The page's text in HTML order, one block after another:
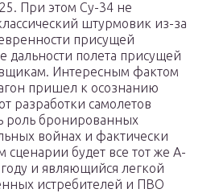
При этом Су-34 не
штурмовик из-за
присущей
дальности полета присущей
Интересным фактом
пришел к осознанию
разработки самолетов
роль бронированных
войнах и фактически
сценарии будет все тот же A-
и являющийся легкой
истребителей и ПВО